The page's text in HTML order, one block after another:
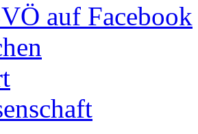
auf Facebook